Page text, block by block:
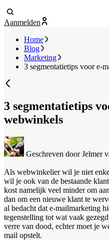
Aanmelden
Home
Blog
Marketing
3 segmentatietips voor e-
3 segmentatietips
webwinkels
Geschreven door Jelmer
Als webwinkelier wil je niet
wil je ook van de bestaande
kost namelijk veel minder om
dan om een nieuwe klant te
al bedacht dat e-mailmarketing
tegenstelling tot wat vaak
verre van dood, echter moet je
mail opstelt.